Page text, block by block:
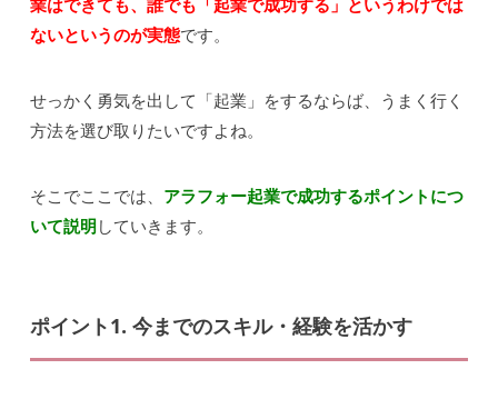
業はできても、誰でも「起業で成功する」というわけでは
ないというのが実態です。
せっかく勇気を出して「起業」をするならば、うまく行く
方法を選び取りたいですよね。
そこでここでは、 アラフォー起業で成功するポイントにつ
いて説明 していきます。
ポイント1. 今までのスキル・経験を活かす